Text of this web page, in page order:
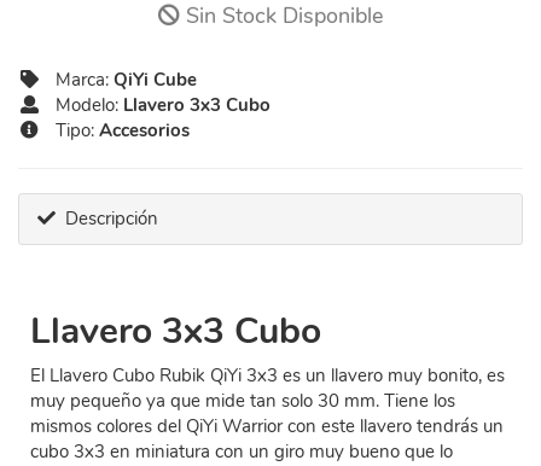
Sin Stock Disponible
Marca: QiYi Cube
Modelo: Llavero 3x3 Cubo
Tipo: Accesorios
Descripción
Llavero 3x3 Cubo
El Llavero Cubo Rubik QiYi 3x3 es un llavero muy bonito, es
muy pequeño ya que mide tan solo 30 mm. Tiene los
mismos colores del QiYi Warrior con este llavero tendrás un
cubo 3x3 en miniatura con un giro muy bueno que lo